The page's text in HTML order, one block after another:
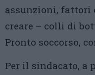
assunzioni, fattori
creare – colli di
Pronto soccorso,
Per il sindacato, a